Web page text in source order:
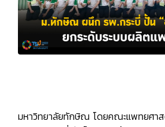
มหาวิทยาลัยทักษิณ โดยคณะแพทยศาส